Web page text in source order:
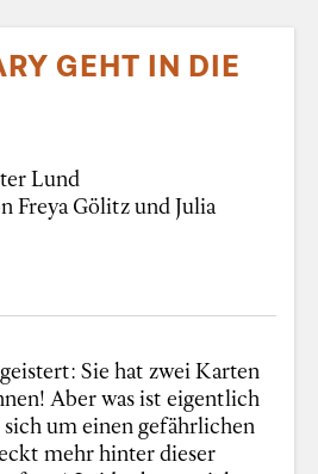
GEHT IN DIE
Lund
Freya Gölitz und Julia
Sie hat zwei Karten
Aber was ist eigentlich
sich um einen gefährlichen
mehr hinter dieser